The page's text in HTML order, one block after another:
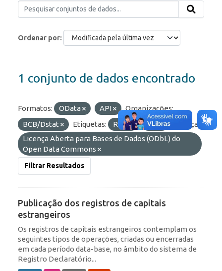
Ordenar por
1 conjunto de dados encontrado
Formatos: OData API
Organizações:
BCB/Dstat
Etiquetas: RDE IED
Licenças:
Licença Aberta para Bases de Dados (ODbL) do
Open Data Commons
Filtrar Resultados
Publicação dos registros de capitais
estrangeiros
Os registros de capitais estrangeiros contemplam os
seguintes tipos de operações, criadas ou encerradas
em cada período data-base, no âmbito do sistema de
Registro Declaratório...